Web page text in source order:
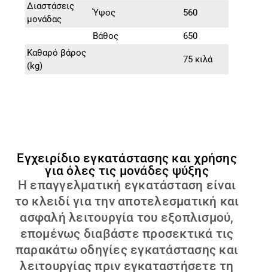
Διαστάσεις
μονάδας
Ύψος 560
Βάθος
650
Καθαρό βάρος
(kg)
75 κιλά
Εγχειρίδιο εγκατάστασης και χρήσης
για όλες τις μονάδες ψύξης
Η επαγγελματική εγκατάσταση είναι
το κλειδί για την αποτελεσματική και
ασφαλή λειτουργία του εξοπλισμού,
επομένως διαβάστε προσεκτικά τις
παρακάτω οδηγίες εγκατάστασης και
λειτουργίας πριν εγκαταστήσετε τη